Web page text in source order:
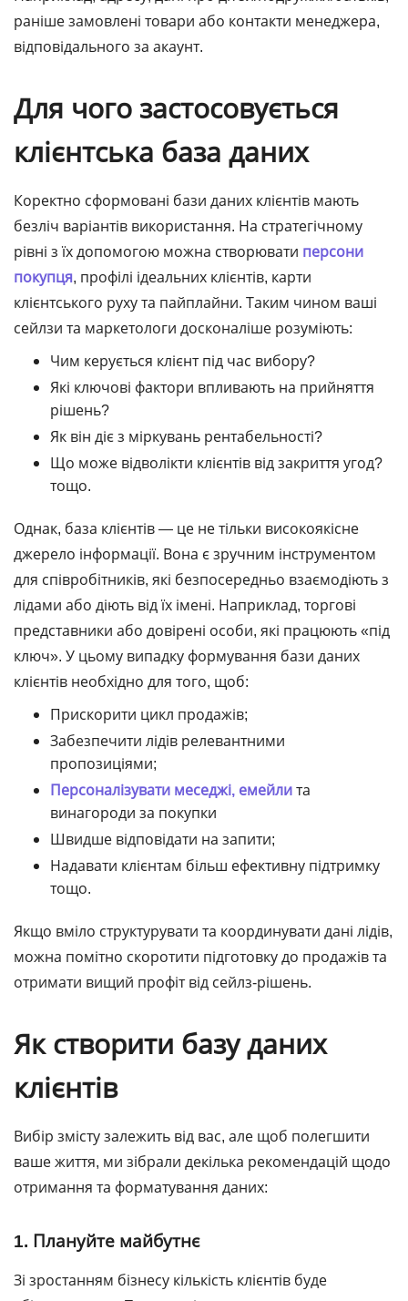
раніше замовлені товари або контакти менеджера,
відповідального за акаунт.
Для чого застосовується
клієнтська база даних
Коректно сформовані бази даних клієнтів мають
безліч варіантів використання. На стратегічному
рівні з їх допомогою можна створювати персони
покупця, профілі ідеальних клієнтів, карти
клієнтського руху та пайплайни. Таким чином ваші
сейлзи та маркетологи досконаліше розуміють:
Чим керується клієнт під час вибору?
Які ключові фактори впливають на прийняття
рішень?
Як він діє з міркувань рентабельності?
Що може відволікти клієнтів від закриття угод?
тощо.
Однак, база клієнтів ― це не тільки високоякісне
джерело інформації. Вона є зручним інструментом
для співробітників, які безпосередньо взаємодіють з
лідами або діють від їх імені. Наприклад, торгові
представники або довірені особи, які працюють «під
ключ». У цьому випадку формування бази даних
клієнтів необхідно для того, щоб:
Прискорити цикл продажів;
Забезпечити лідів релевантними
пропозиціями;
Персоналізувати меседжі, емейлита
винагороди за покупки
Швидше відповідати на запити;
Надавати клієнтам більш ефективну підтримку
тощо.
Якщо вміло структурувати та координувати дані лідів,
можна помітно скоротити підготовку до продажів та
отримати вищий профіт від сейлз-рішень.
Як створити базу даних
клієнтів
Вибір змісту залежить від вас, але щоб полегшити
ваше життя, ми зібрали декілька рекомендацій щодо
отримання та форматування даних:
1. Плануйте майбутнє
Зі зростанням бізнесу кількість клієнтів буде